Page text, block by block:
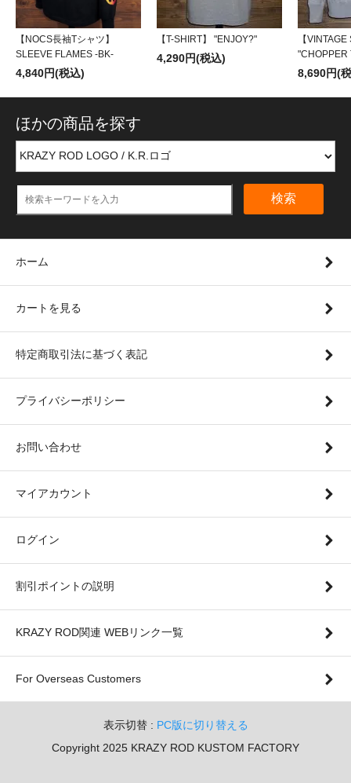
【NOCS長袖Tシャツ】
SLEEVE FLAMES -BK-
4,840円(税込)
【T-SHIRT】 "ENJOY?"
4,290円(税込)
【
"CHOPPER
8,690円(
ほかの商品を探す
検索
ホーム
カートを見る
特定商取引法に基づく表記
プライバシーポリシー
お問い合わせ
マイアカウント
ログイン
割引ポイントの説明
KRAZY ROD関連 WEBリンク一覧
For Overseas Customers
表示切替 : PC版に切り替える
Copyright 2025 KRAZY ROD KUSTOM FACTORY